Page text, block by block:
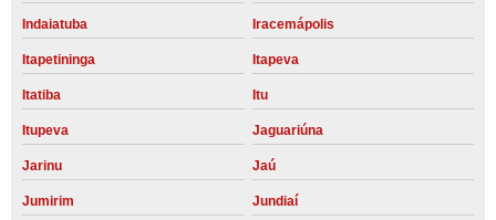
Indaiatuba Iracemápolis
Itapetininga Itapeva
Itatiba Itu
Itupeva Jaguariúna
Jarinu Jaú
Jumirim Jundiaí